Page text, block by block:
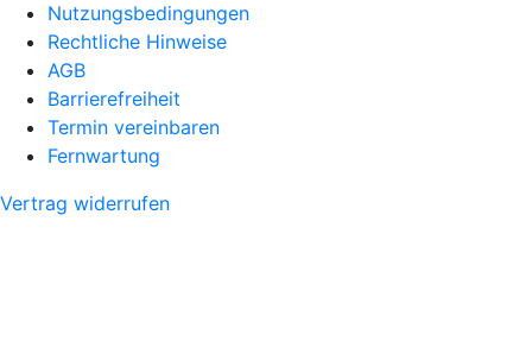
Nutzungsbedingungen
Rechtliche Hinweise
AGB
Barrierefreiheit
Termin vereinbaren
Fernwartung
Vertrag widerrufen